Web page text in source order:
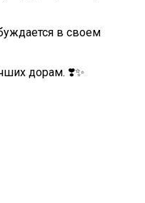
в своем
дорам. ❣️✨